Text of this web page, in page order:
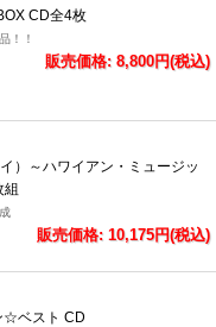
CD全4枚
！！
販売価格: 8,800円(税込)
）～ハワイアン・ミュージッ
組
販売価格: 10,175円(税込)
☆ベスト CD